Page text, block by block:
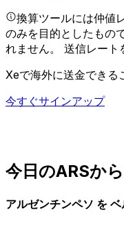
換算ツールには仲値
のみを目的としたもの
れません。 送信レート
Xeで海外に送金できる
今すぐサインアップ
今日のARSか
アルゼンチンペソ を